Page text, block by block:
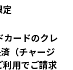
カードのクレ
（チャージ
利用でご請求